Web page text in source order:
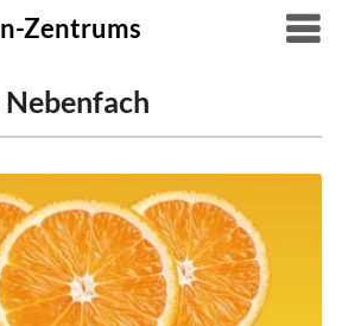
Zentrums
Nebenfach